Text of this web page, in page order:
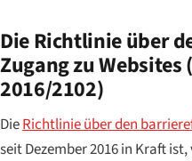
Die Richtlinie über
Zugang zu Websites
2016/2102)
DieRichtlinie über den
seit Dezember 2016 in Kraft